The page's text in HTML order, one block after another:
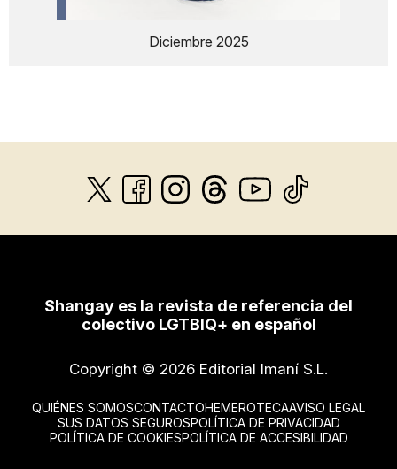
Diciembre 2025
Shangay es la revista de referencia del
colectivo LGTBIQ+ en español
Copyright © 2026 Editorial Imaní S.L.
QUIÉNES SOMOSCONTACTOHEMEROTECAAVISO LEGAL
SUS DATOS SEGUROSPOLÍTICA DE PRIVACIDAD
POLÍTICA DE COOKIESPOLÍTICA DE ACCESIBILIDAD